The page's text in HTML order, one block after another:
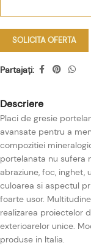
SOLICITA OFERTA
Partajați:
Descriere
Placi de gresie
avansate pentru a
compozitiei
portelanata nu sufera
abraziune, foc, inghet,
culoarea si aspectul
foarte usor.
realizarea proiectelor
exterioarelor unice.
produse in Italia.